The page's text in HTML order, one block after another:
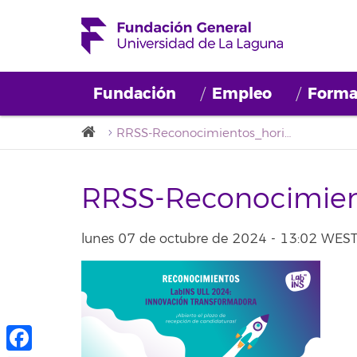
Fundación Empleo
RRSS-Reconocimientos_horizontal
RRSS-
lunes 07 de octubre de 2024 - 13:02 WEST